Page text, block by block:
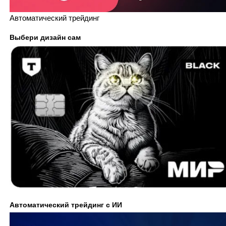
Автоматический трейдинг
Выбери дизайн сам
Автоматический трейдинг с ИИ